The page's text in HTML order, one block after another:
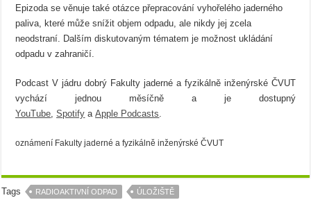
Epizoda se věnuje také otázce přepracování vyhořelého jaderného
paliva, které může snížit objem odpadu, ale nikdy jej zcela
neodstraní. Dalším diskutovaným tématem je možnost ukládání
odpadu v zahraničí.
Podcast V jádru dobrý Fakulty jaderné a fyzikálně inženýrské ČVUT
vychází jednou měsíčně a je dostupný
YouTube ,Spotify aApple Podcasts
oznámení Fakulty jaderné a fyzikálně inženýrské ČVUT
Tags RADIOAKTIVNÍ ODPAD ÚLOŽIŠTĚ